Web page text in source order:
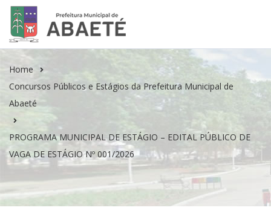
Home
Concursos Públicos e Estágios da Prefeitura Municipal de
Abaeté
PROGRAMA MUNICIPAL DE ESTÁGIO – EDITAL PÚBLICO DE
VAGA DE ESTÁGIO Nº 001/2026